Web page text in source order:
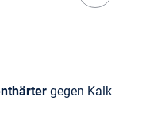
gegen Kalk